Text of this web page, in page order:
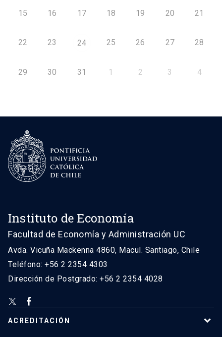
15 16 17 18 19 20 21
22 23 24 25 26 27 28
29 30 31 1 2 3 4
Instituto de Economía
Facultad de Economía y Administración UC
Avda. Vicuña Mackenna 4860, Macul. Santiago, Chile
Teléfono: +56 2 2354 4303
Dirección de Postgrado: +56 2 2354 4028
ACREDITACIÓN